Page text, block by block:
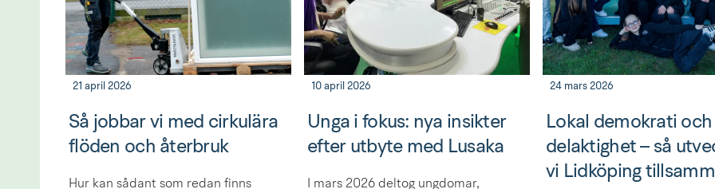
21 april 2026
Så jobbar vi med cirkulära
flöden och återbruk
Hur kan sådant som redan finns
10 april 2026
Unga i fokus: nya insikter
efter utbyte med Lusaka
I mars 2026 deltog ungdomar,
24 mars 2026
Lokal demokrati och
delaktighet – så
vi Lidköping